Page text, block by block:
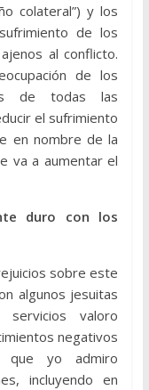
colateral”) y los
de los
al conflicto.
de los
de todas las
el sufrimiento
en nombre de la
va a aumentar el
duro con los
sobre este
algunos jesuitas
valoro
negativos
yo admiro
incluyendo en